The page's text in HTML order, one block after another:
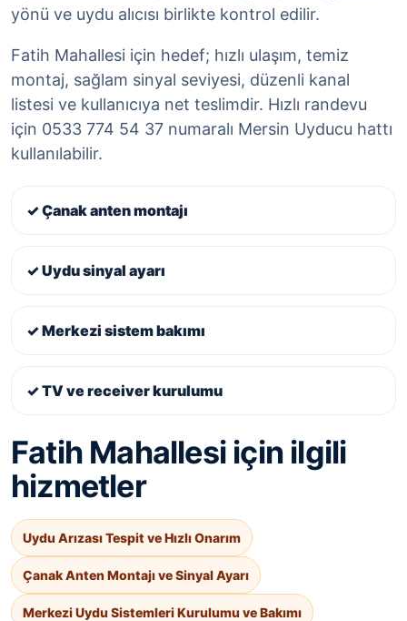
yönü ve uydu alıcısı birlikte kontrol edilir.
Fatih Mahallesi için hedef; hızlı ulaşım, temiz
montaj, sağlam sinyal seviyesi, düzenli kanal
listesi ve kullanıcıya net teslimdir. Hızlı randevu
için 0533 774 54 37 numaralı Mersin Uyducu hattı
kullanılabilir.
✓ Çanak anten montajı
✓ Uydu sinyal ayarı
✓ Merkezi sistem bakımı
✓ TV ve receiver kurulumu
Fatih Mahallesi için ilgili
hizmetler
Uydu Arızası Tespit ve Hızlı Onarım
Çanak Anten Montajı ve Sinyal Ayarı
Merkezi Uydu Sistemleri Kurulumu ve Bakımı